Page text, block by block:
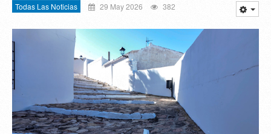
Todas Las Noticias 29 May 2026 382